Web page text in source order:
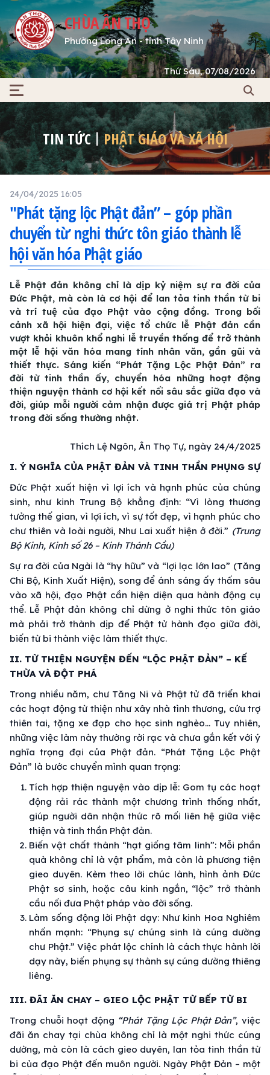
CHÙA ÂN THỌ
Phường Long An - tỉnh Tây Ninh
Thứ Sáu, 07/08/2026
TIN TỨC PHẬT GIÁO VÀ XÃ HỘI
24/04/2025 16:05
"Phát tặng lộc Phật đản” – góp phần
chuyển từ nghi thức tôn giáo thành lễ
hội văn hóa Phật giáo
Lễ Phật đản không chỉ là dịp kỷ niệm sự ra đời của
Đức Phật, mà còn là cơ hội để lan tỏa tinh thần từ bi
và trí tuệ của đạo Phật vào cộng đồng. Trong bối
cảnh xã hội hiện đại, việc tổ chức lễ Phật đản cần
vượt khỏi khuôn khổ nghi lễ truyền thống để trở thành
một lễ hội văn hóa mang tính nhân văn, gần gũi và
thiết thực. Sáng kiến “Phát Tặng Lộc Phật Đản” ra
đời từ tinh thần ấy, chuyển hóa những hoạt động
thiện nguyện thành cơ hội kết nối sâu sắc giữa đạo và
đời, giúp mỗi người cảm nhận được giá trị Phật pháp
trong đời sống thường nhật.
Thích Lệ Ngôn, Ân Thọ Tự, ngày 24/4/2025
I. Ý NGHĨA CỦA PHẬT ĐẢN VÀ TINH THẦN PHỤNG SỰ
Đức Phật xuất hiện vì lợi ích và hạnh phúc của chúng
sinh, như kinh Trung Bộ khẳng định: “Vì lòng thương
tưởng thế gian, vì lợi ích, vì sự tốt đẹp, vì hạnh phúc cho
chư thiên và loài người, Như Lai xuất hiện ở đời.” (Trung
Bộ Kinh, Kinh số 26 – Kinh Thánh Cầu)
Sự ra đời của Ngài là “hy hữu” và “lợi lạc lớn lao” (Tăng
Chi Bộ, Kinh Xuất Hiện), song để ánh sáng ấy thấm sâu
vào xã hội, đạo Phật cần hiện diện qua hành động cụ
thể. Lễ Phật đản không chỉ dừng ở nghi thức tôn giáo
mà phải trở thành dịp để Phật tử hành đạo giữa đời,
biến từ bi thành việc làm thiết thực.
II. TỪ THIỆN NGUYỆN ĐẾN “LỘC PHẬT ĐẢN” – KẾ
THỪA VÀ ĐỘT PHÁ
Trong nhiều năm, chư Tăng Ni và Phật tử đã triển khai
các hoạt động từ thiện như xây nhà tình thương, cứu trợ
thiên tai, tặng xe đạp cho học sinh nghèo... Tuy nhiên,
những việc làm này thường rời rạc và chưa gắn kết với ý
nghĩa trọng đại của Phật đản. “Phát Tặng Lộc Phật
Đản” là bước chuyển mình quan trọng:
Tích hợp thiện nguyện vào dịp lễ: Gom tụ các hoạt
động rải rác thành một chương trình thống nhất,
giúp người dân nhận thức rõ mối liên hệ giữa việc
thiện và tinh thần Phật đản.
Biến vật chất thành “hạt giống tâm linh”: Mỗi phần
quà không chỉ là vật phẩm, mà còn là phương tiện
gieo duyên. Kèm theo lời chúc lành, hình ảnh Đức
Phật sơ sinh, hoặc câu kinh ngắn, “lộc” trở thành
cầu nối đưa Phật pháp vào đời sống.
Làm sống động lời Phật dạy: Như kinh Hoa Nghiêm
nhấn mạnh: “Phụng sự chúng sinh là cúng dường
chư Phật.” Việc phát lộc chính là cách thực hành lời
dạy này, biến phụng sự thành sự cúng dường thiêng
liêng.
III. ĐÃI ĂN CHAY – GIEO LỘC PHẬT TỪ BẾP TỪ BI
Trong chuỗi hoạt động “Phát Tặng Lộc Phật Đản”, việc
đãi ăn chay tại chùa không chỉ là một nghi thức cúng
dường, mà còn là cách gieo duyên, lan tỏa tinh thần từ
bi của đạo Phật đến muôn người. Ngày Phật Đản – một